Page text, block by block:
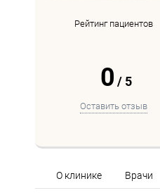
Рейтинг пациентов
0 / 5
Оставить отзыв
О клинике Врачи